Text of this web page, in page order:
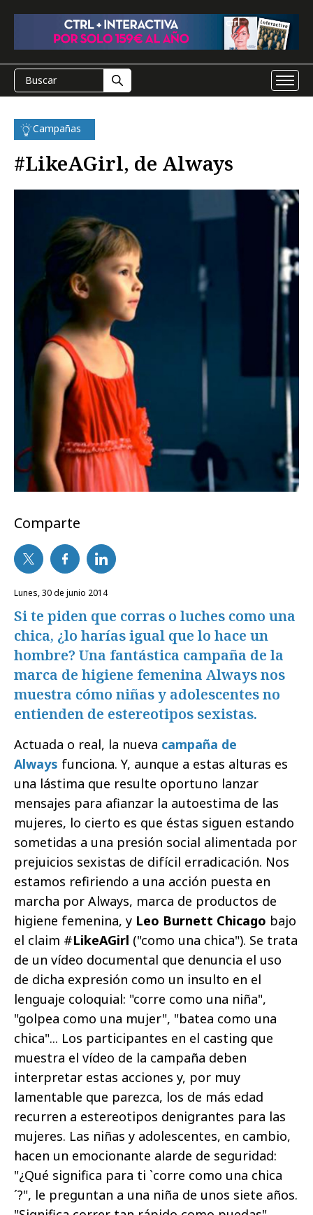
Campañas
#LikeAGirl, de Always
Comparte
lunes, 30 de junio 2014
Si te piden que corras o luches como una
chica, ¿lo harías igual que lo hace un
hombre? Una fantástica campaña de la
marca de higiene femenina Always nos
muestra cómo niñas y adolescentes no
entienden de estereotipos sexistas.
Actuada o real, la nueva campaña de
Always funciona. Y, aunque a estas alturas es
una lástima que resulte oportuno lanzar
mensajes para afianzar la autoestima de las
mujeres, lo cierto es que éstas siguen estando
sometidas a una presión social alimentada por
prejuicios sexistas de difícil erradicación. Nos
estamos refiriendo a una acción puesta en
marcha por Always, marca de productos de
higiene femenina, y Leo Burnett Chicago bajo
el claim #LikeAGirl ("como una chica"). Se trata
de un vídeo documental que denuncia el uso
de dicha expresión como un insulto en el
lenguaje coloquial: "corre como una niña",
"golpea como una mujer", "batea como una
chica"... Los participantes en el casting que
muestra el vídeo de la campaña deben
interpretar estas acciones y, por muy
lamentable que parezca, los de más edad
recurren a estereotipos denigrantes para las
mujeres. Las niñas y adolescentes, en cambio,
hacen un emocionante alarde de seguridad:
"¿Qué significa para ti `corre como una chica
´?", le preguntan a una niña de unos siete años.